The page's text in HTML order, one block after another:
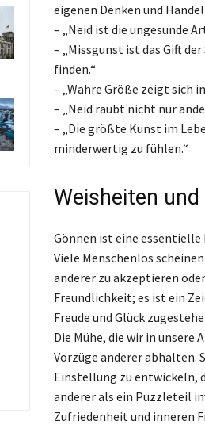
eigenen Denken und
– „Neid ist die ungesunde
– „Missgunst ist das Gift
finden.“
– „Wahre Größe zeigt sich
– „Neid raubt nicht nur
– „Die größte Kunst im
minderwertig zu fühlen.“
Weisheiten
Gönnen ist eine essentielle
Viele Menschenlos
anderer zu akzeptieren
Freundlichkeit; es ist ein
Freude und Glück
Die Mühe, die wir in
Vorzüge anderer abhalten.
Einstellung zu entwickeln,
anderer als ein Puzzleteil
Zufriedenheit und inneren